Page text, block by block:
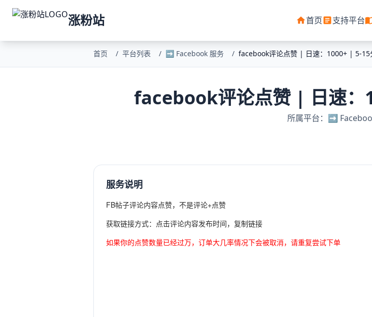
涨粉站 首页 支持平台
首页 / 平台列表 / ➡️ Facebook 服务 / facebook评论点赞 | 日速：1000+ | 5-15
facebook评论点赞 | 日速：
所属平台：➡️
服务说明
FB帖子评论内容点赞，不是评论+点赞
获取链接方式：点击评论内容发布时间，复制链接
如果你的点赞数量已经过万，订单大几率情况下会被取消，请重复尝试下单